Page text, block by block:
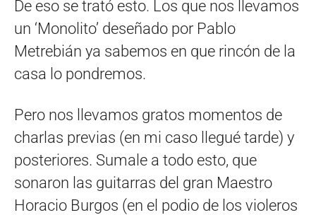
De eso se trató esto. Los que nos llevamos
un ‘Monolito’ deseñado por Pablo
Metrebián ya sabemos en que rincón de la
casa lo pondremos.
Pero nos llevamos gratos momentos de
charlas previas (en mi caso llegué tarde) y
posteriores. Sumale a todo esto, que
sonaron las guitarras del gran Maestro
Horacio Burgos (en el podio de los violeros